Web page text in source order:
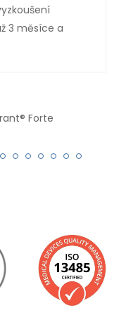
3 měsíce a
Forte